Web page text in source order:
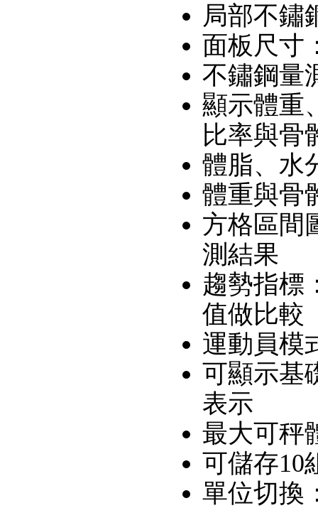
局部不鏽
面板尺寸
不鏽鋼量
顯示體重
比率與骨
體脂、水
體重與骨
方格區間
測結果
趨勢指標
值做比較
運動員模
可顯示基
表示
最大可秤
可儲存10
單位切換